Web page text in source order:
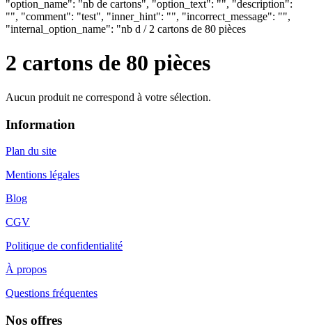
"option_name": "nb de cartons", "option_text": "", "description":
"", "comment": "test", "inner_hint": "", "incorrect_message": "",
"internal_option_name": "nb d / 2 cartons de 80 pièces
2 cartons de 80 pièces
Aucun produit ne correspond à votre sélection.
Information
Plan du site
Mentions légales
Blog
CGV
Politique de confidentialité
À propos
Questions fréquentes
Nos offres